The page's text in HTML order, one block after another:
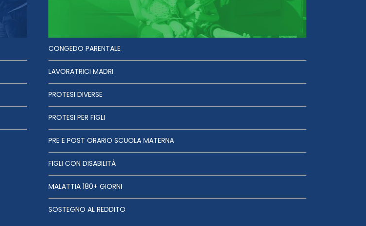
CONGEDO PARENTALE
LAVORATRICI MADRI
PROTESI DIVERSE
PROTESI PER FIGLI
PRE E POST ORARIO SCUOLA MATERNA
FIGLI CON DISABILITÀ
MALATTIA 180+ GIORNI
SOSTEGNO AL REDDITO